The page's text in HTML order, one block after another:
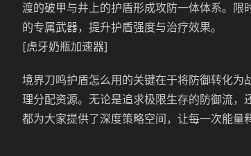
渡的破甲与井上的护盾形成攻防一体体系。
的专属武器，提升护盾强度与治疗效果。
[虎牙奶瓶加速器]
境界刀鸣护盾怎么用的关键在于将防御转化
理分配资源。无论是追求极限生存的防御流
都为大家提供了深度策略空间，让每一次能量